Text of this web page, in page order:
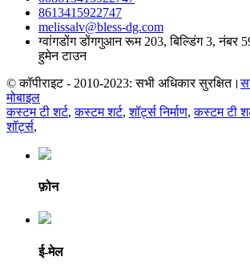
8613415922747
melissalv@bless-dg.com
ग्वांगडोंग डोंगगुआन रूम 203, बिल्डिंग 3, नंबर
हुमेन टाउन
© कॉपीराइट - 2010-2023: सभी अधिकार सुरक्षित।
मोबाइल
कस्टम टी शर्ट,कस्टम शर्ट,शॉर्ट्स निर्माण,कस्टम टी
शॉर्ट्स,
फ़ोन
ई-मेल